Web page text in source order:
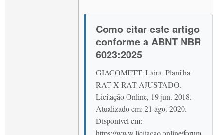
Como citar este artigo
conforme a ABNT NBR
6023:2025
GIACOMETT, Laira. Planilha -
RAT X RAT AJUSTADO.
Licitação Online, 19 jun. 2018.
Atualizado em: 21 ago. 2020.
Disponível em:
https://www.licitacao.online/forum